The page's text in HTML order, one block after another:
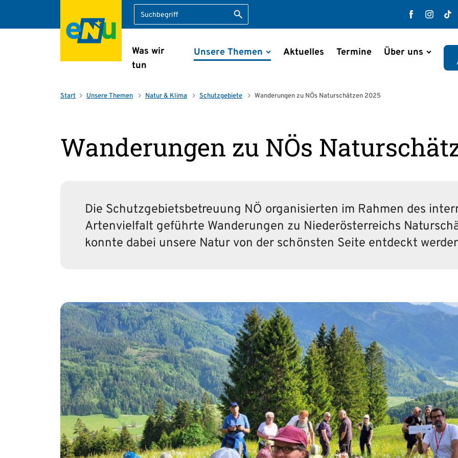
Suche Suche starten
Navigation überspringen
Was wir
tun
Unsere Themen Aktuelles Termine Über uns
Start Unsere Themen Natur & Klima Schutzgebiete Wanderungen zu NÖs Naturschätzen 2025
Wanderungen zu NÖs
Die Schutzgebietsbetreuung NÖ organisierten im Rahmen des
Arten­vielfalt geführte Wanderungen zu Nieder­österreichs
konnte dabei unsere Natur von der schönsten Seite ent­deckt